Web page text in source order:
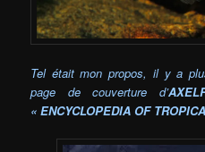
Tel était mon propos, il y a
page de couverture d’
« ENCYCLOPEDIA OF